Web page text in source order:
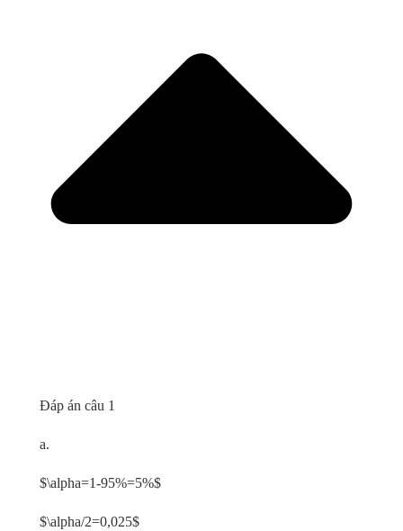
Đáp án câu 1
a.
$\alpha=1-95%=5%$
$\alpha/2=0,025$